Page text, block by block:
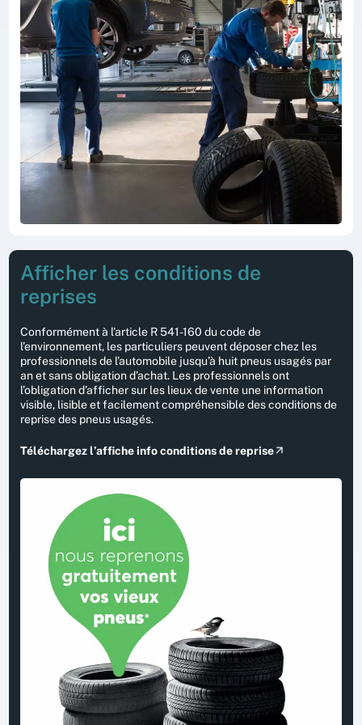
Afficher les conditions de
reprises
Conformément à l’article R 541-160 du code de
l’environnement, les particuliers peuvent déposer chez les
professionnels de l’automobile jusqu’à huit pneus usagés par
an et sans obligation d’achat. Les professionnels ont
l’obligation d’afficher sur les lieux de vente une information
visible, lisible et facilement compréhensible des conditions de
reprise des pneus usagés.
Téléchargez l’affiche info conditions de reprise